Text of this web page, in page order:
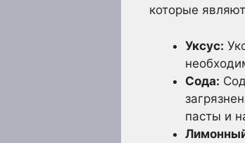
которые
Уксус:
Сода:
пасты и